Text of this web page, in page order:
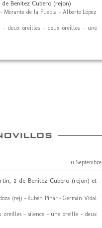
Benitez Cubero (rejon)
Morante de la Puebla - Alberto López
- deux oreilles - deux oreilles - une
11 Septembre
2 de Benitez Cubero (rejon) et
(rej) - Rubén Pinar - Germán Vidal
oreilles - silence - une oreille - deux